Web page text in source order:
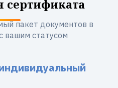
пакет документов в
вашим статусом